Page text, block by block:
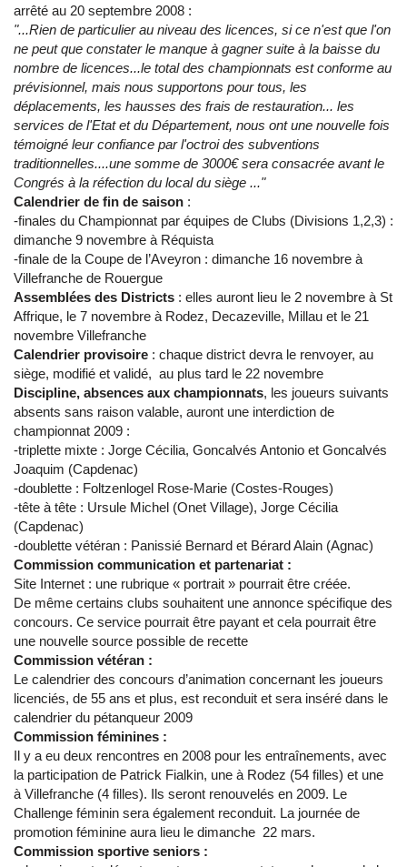
arrêté au 20 septembre 2008 :
"...Rien de particulier au niveau des licences, si ce n'est que l'on
ne peut que constater le manque à gagner suite à la baisse du
nombre de licences...le total des championnats est conforme au
prévisionnel, mais nous supportons pour tous, les
déplacements, les hausses des frais de restauration... les
services de l'Etat et du Département, nous ont une nouvelle fois
témoigné leur confiance par l'octroi des subventions
traditionnelles....une somme de 3000€ sera consacrée avant le
Congrés à la réfection du local du siège ..."
Calendrier de fin de saison :
-finales du Championnat par équipes de Clubs (Divisions 1,2,3) :
dimanche 9 novembre à Réquista
-finale de la Coupe de l’Aveyron : dimanche 16 novembre à
Villefranche de Rouergue
Assemblées des Districts : elles auront lieu le 2 novembre à St
Affrique, le 7 novembre à Rodez, Decazeville, Millau et le 21
novembre Villefranche
Calendrier provisoire : chaque district devra le renvoyer, au
siège, modifié et validé, au plus tard le 22 novembre
Discipline, absences aux championnats, les joueurs suivants
absents sans raison valable, auront une interdiction de
championnat 2009 :
-triplette mixte : Jorge Cécilia, Goncalvés Antonio et Goncalvés
Joaquim (Capdenac)
-doublette : Foltzenlogel Rose-Marie (Costes-Rouges)
-tête à tête : Ursule Michel (Onet Village), Jorge Cécilia
(Capdenac)
-doublette vétéran : Panissié Bernard et Bérard Alain (Agnac)
Commission communication et partenariat :
Site Internet : une rubrique « portrait » pourrait être créée.
De même certains clubs souhaitent une annonce spécifique des
concours. Ce service pourrait être payant et cela pourrait être
une nouvelle source possible de recette
Commission vétéran :
Le calendrier des concours d’animation concernant les joueurs
licenciés, de 55 ans et plus, est reconduit et sera inséré dans le
calendrier du pétanqueur 2009
Commission féminines :
Il y a eu deux rencontres en 2008 pour les entraînements, avec
la participation de Patrick Fialkin, une à Rodez (54 filles) et une
à Villefranche (4 filles). Ils seront renouvelés en 2009. Le
Challenge féminin sera également reconduit. La journée de
promotion féminine aura lieu le dimanche 22 mars.
Commission sportive seniors :